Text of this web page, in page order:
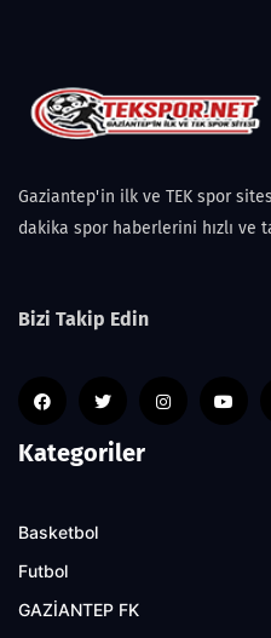
Gaziantep'in ilk ve TEK spor
dakika spor haberlerini hızlı ve
Bizi Takip Edin
Kategoriler
Basketbol
Futbol
GAZİANTEP FK